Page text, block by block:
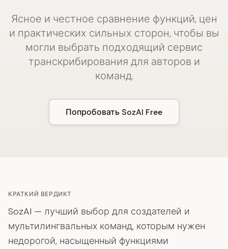
Ясное и честное сравнение функций, цен
и практических сильных сторон, чтобы вы
могли выбрать подходящий сервис
транскрибирования для авторов и
команд.
Попробовать SozAI Free
КРАТКИЙ ВЕРДИКТ
SozAI — лучший выбор для создателей и
мультилингвальных команд, которым нужен
недорогой, насыщенный функциями